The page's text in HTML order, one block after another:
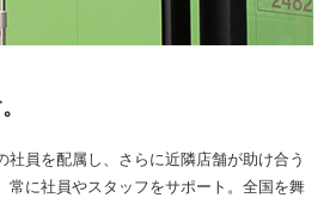
員を配属し、さらに近隣店舗が助け合う
常に社員やスタッフをサポート。全国を舞